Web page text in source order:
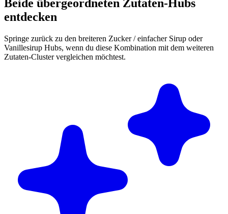
Beide übergeordneten Zutaten-Hubs
entdecken
Springe zurück zu den breiteren Zucker / einfacher Sirup oder
Vanillesirup Hubs, wenn du diese Kombination mit dem weiteren
Zutaten-Cluster vergleichen möchtest.